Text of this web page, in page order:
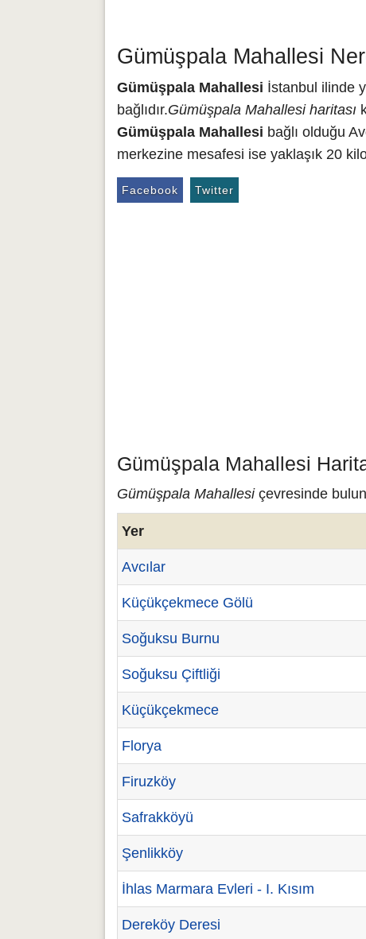
Gümüşpala Mahallesi
Gümüşpala Mahallesi İstanbul ilinde
bağlıdır.Gümüşpala Mahallesi haritası
Gümüşpala Mahallesi bağlı olduğu
merkezine mesafesi ise yaklaşık 20
Facebook Twitter
Gümüşpala Mahallesi
Gümüşpala Mahallesiçevresinde
Yer
Avcılar
Küçükçekmece Gölü
Soğuksu Burnu
Soğuksu Çiftliği
Küçükçekmece
Florya
Firuzköy
Safrakköyü
Şenlikköy
İhlas Marmara Evleri - I. Kısım
Dereköy Deresi